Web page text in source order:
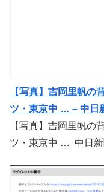
【写真】吉岡里帆の
ツ・東京中 … – 中日
【写真】吉岡里帆の
ツ・東京中 … 中日